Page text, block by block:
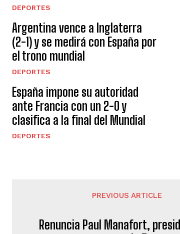
DEPORTES
Argentina vence a Inglaterra
(2-1) y se medirá con España por
el trono mundial
DEPORTES
España impone su autoridad
ante Francia con un 2-0 y
clasifica a la final del Mundial
DEPORTES
PREVIOUS ARTICLE
Renuncia Paul Manafort,